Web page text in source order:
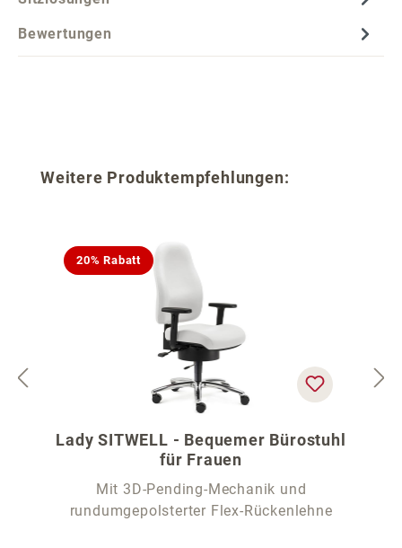
Bewertungen
Produktgalerie überspringen
Weitere Produktempfehlungen:
20% Rabatt
Lady SITWELL - Bequemer Bürostuhl
für Frauen
Mit 3D-Pending-Mechanik und
rundumgepolsterter Flex-Rückenlehne